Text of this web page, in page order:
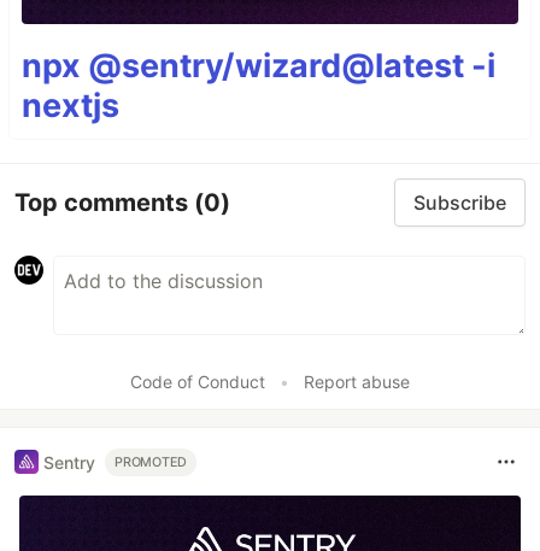
npx @sentry/wizard@latest -i
nextjs
Top comments (0) Subscribe
Code of Conduct • Report abuse
Sentry PROMOTED